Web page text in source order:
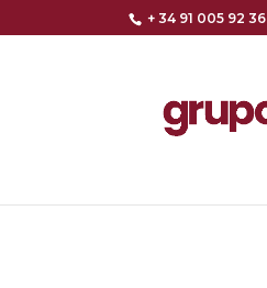
+ 34 91 005 92 36